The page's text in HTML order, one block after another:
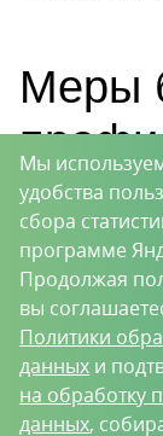
Меры
не только
сезона,
Поэтому
деревом,
Мы
удобства
сбора
программе
Продолжая
вы
Политики
данных и
на обработку
данных,